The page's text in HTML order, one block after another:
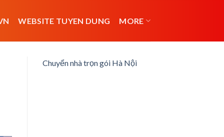
WEBSITE TUYEN DUNG MORE
Chuyển nhà trọn gói Hà Nội